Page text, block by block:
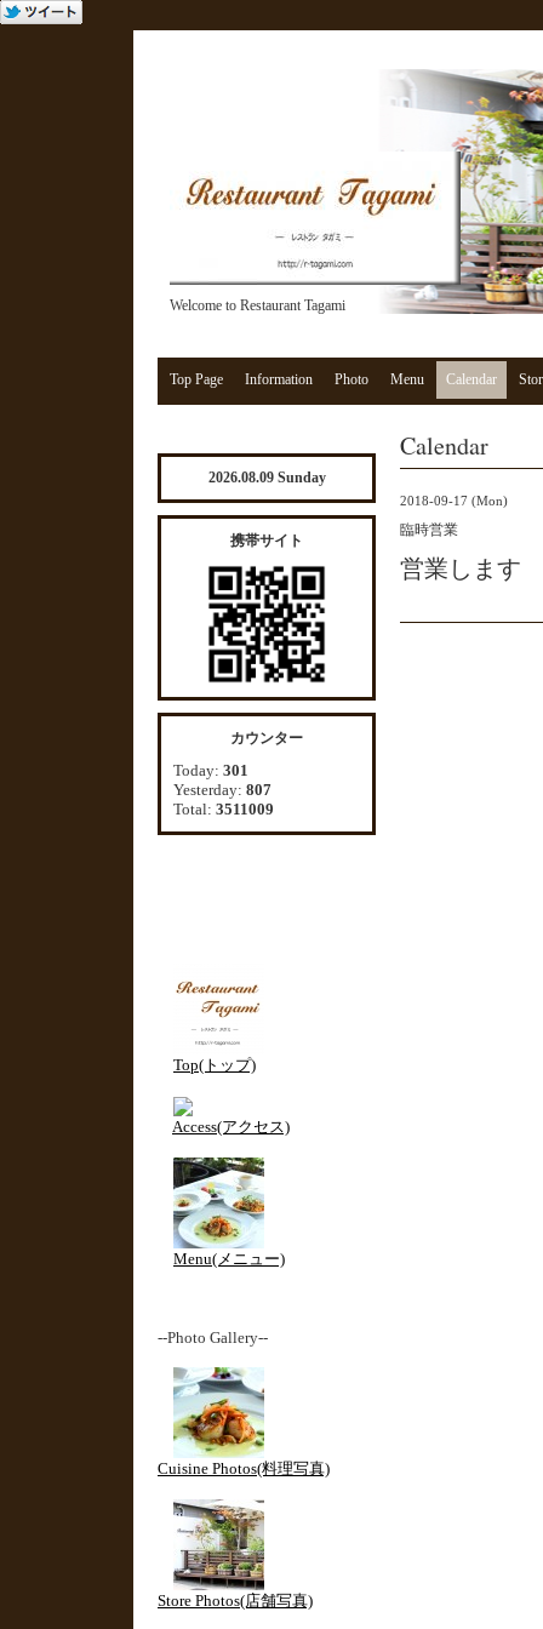
Welcome to Restaurant Tagami
Top Page Information Photo Menu Calendar
Calendar
2018-09-17 (Mon)
臨時営業
営業します
2026.08.09 Sunday
携帯サイト
カウンター
Today: 301
Yesterday: 807
Total: 3511009
Top(トップ)
Access(アクセス)
Menu(メニュー)
--Photo Gallery--
Cuisine Photos(料理写真)
Store Photos(店舗写真)